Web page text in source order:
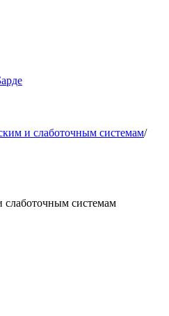
и слаботочным системам/
слаботочным системам